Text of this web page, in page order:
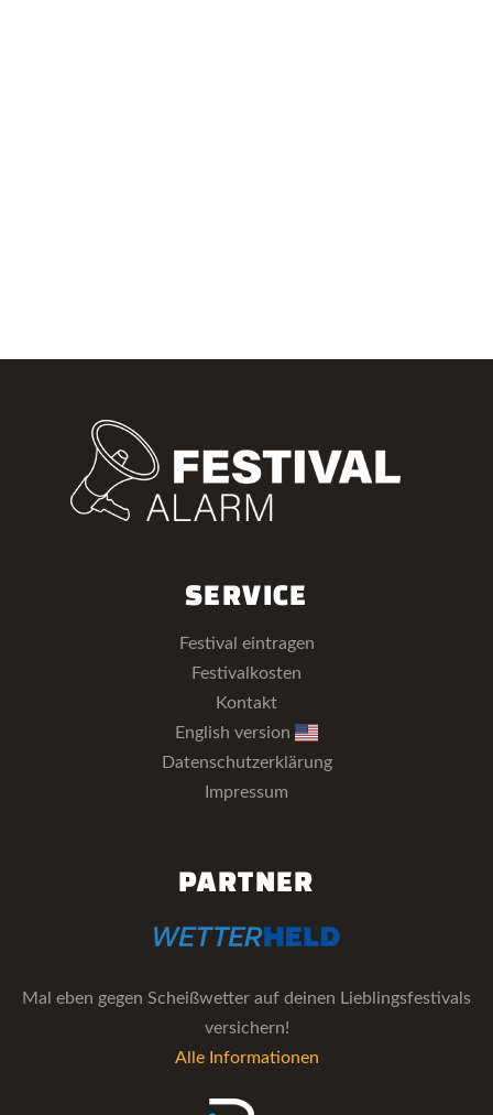
SERVICE
Festival eintragen
Festivalkosten
Kontakt
English version
Datenschutzerklärung
Impressum
PARTNER
Mal eben gegen Scheißwetter auf deinen Lieblingsfestivals
versichern!
Alle Informationen